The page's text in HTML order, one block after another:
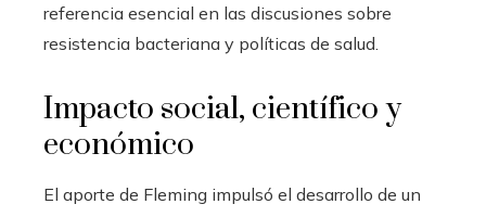
referencia esencial en las discusiones sobre
resistencia bacteriana y políticas de salud.
Impacto social, científico y
económico
El aporte de Fleming impulsó el desarrollo de un